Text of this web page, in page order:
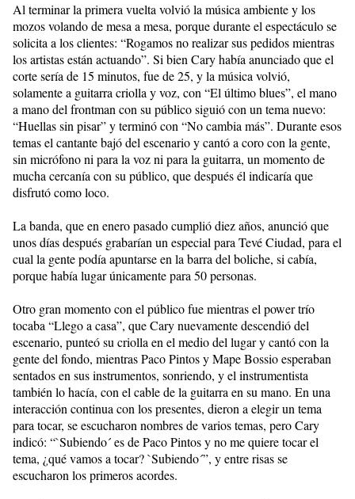
Al terminar la primera vuelta volvió la música ambiente y los
mozos volando de mesa a mesa, porque durante el espectáculo se
solicita a los clientes: “Rogamos no realizar sus pedidos mientras
los artistas están actuando”. Si bien Cary había anunciado que el
corte sería de 15 minutos, fue de 25, y la música volvió,
solamente a guitarra criolla y voz, con “El último blues”, el mano
a mano del frontman con su público siguió con un tema nuevo:
“Huellas sin pisar” y terminó con “No cambia más”. Durante esos
temas el cantante bajó del escenario y cantó a coro con la gente,
sin micrófono ni para la voz ni para la guitarra, un momento de
mucha cercanía con su público, que después él indicaría que
disfrutó como loco.
La banda, que en enero pasado cumplió diez años, anunció que
unos días después grabarían un especial para Tevé Ciudad, para el
cual la gente podía apuntarse en la barra del boliche, si cabía,
porque había lugar únicamente para 50 personas.
Otro gran momento con el público fue mientras el power trío
tocaba “Llego a casa”, que Cary nuevamente descendió del
escenario, punteó su criolla en el medio del lugar y cantó con la
gente del fondo, mientras Paco Pintos y Mape Bossio esperaban
sentados en sus instrumentos, sonriendo, y el instrumentista
también lo hacía, con el cable de la guitarra en su mano. En una
interacción continua con los presentes, dieron a elegir un tema
para tocar, se escucharon nombres de varios temas, pero Cary
indicó: “`Subiendo´ es de Paco Pintos y no me quiere tocar el
tema, ¿qué vamos a tocar? `Subiendo´”, y entre risas se
escucharon los primeros acordes.